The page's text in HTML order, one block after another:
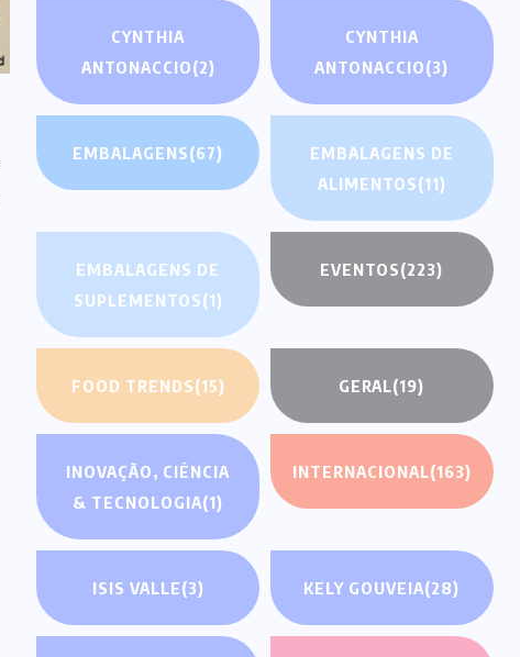
CYNTHIA
ANTONACCIO(2)
CYNTHIA
ANTONACCIO(3)
EMBALAGENS(67)
EMBALAGENS DE
ALIMENTOS(11)
EMBALAGENS DE
SUPLEMENTOS(1)
EVENTOS(223)
FOOD TRENDS(15) GERAL(19)
INOVAÇÃO, CIÊNCIA
& TECNOLOGIA(1)
INTERNACIONAL(163)
ISIS VALLE(3) KELY GOUVEIA(28)